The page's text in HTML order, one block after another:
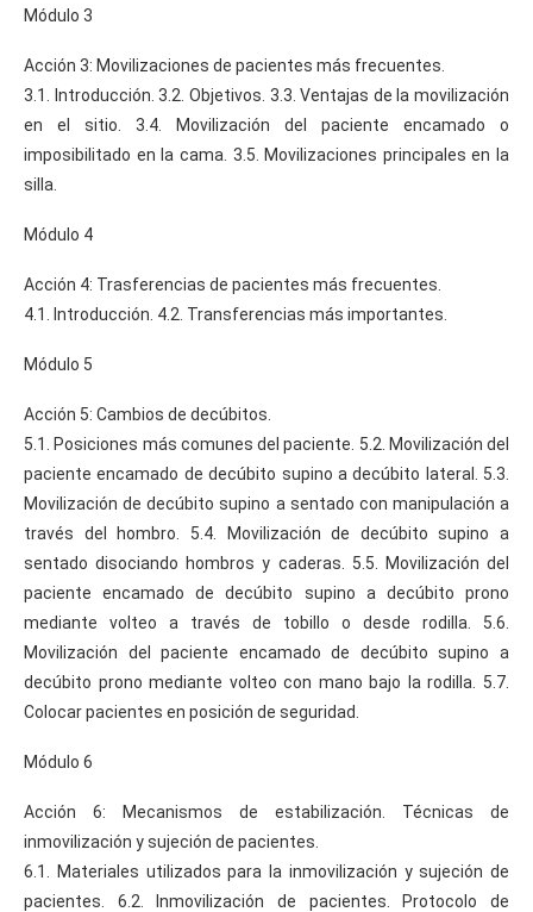
Módulo 3
Acción 3: Movilizaciones de pacientes más frecuentes.
3.1. Introducción. 3.2. Objetivos. 3.3. Ventajas de la movilización
en el sitio. 3.4. Movilización del paciente encamado o
imposibilitado en la cama. 3.5. Movilizaciones principales en la
silla.
Módulo 4
Acción 4: Trasferencias de pacientes más frecuentes.
4.1. Introducción. 4.2. Transferencias más importantes.
Módulo 5
Acción 5: Cambios de decúbitos.
5.1. Posiciones más comunes del paciente. 5.2. Movilización del
paciente encamado de decúbito supino a decúbito lateral. 5.3.
Movilización de decúbito supino a sentado con manipulación a
través del hombro. 5.4. Movilización de decúbito supino a
sentado disociando hombros y caderas. 5.5. Movilización del
paciente encamado de decúbito supino a decúbito prono
mediante volteo a través de tobillo o desde rodilla. 5.6.
Movilización del paciente encamado de decúbito supino a
decúbito prono mediante volteo con mano bajo la rodilla. 5.7.
Colocar pacientes en posición de seguridad.
Módulo 6
Acción 6: Mecanismos de estabilización. Técnicas de
inmovilización y sujeción de pacientes.
6.1. Materiales utilizados para la inmovilización y sujeción de
pacientes. 6.2. Inmovilización de pacientes. Protocolo de